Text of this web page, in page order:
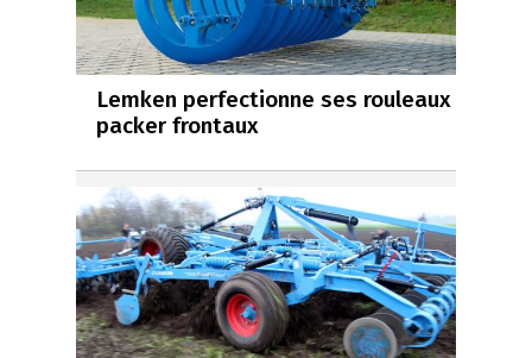
Lemken perfectionne ses rouleaux
packer frontaux